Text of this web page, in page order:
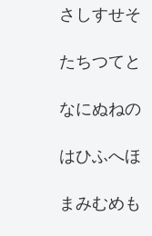
さしすせそ
たちつてと
なにぬねの
はひふへほ
まみむめも